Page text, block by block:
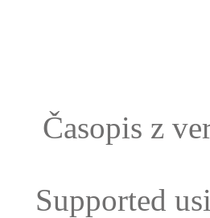
Časopis z
Supported